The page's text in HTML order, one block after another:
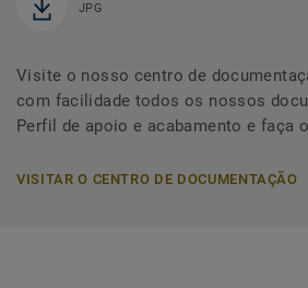
JPG
Visite o nosso centro de
com facilidade todos os nossos
Perfil de apoio e acabamento e faça
VISITAR O CENTRO DE DOCUMENTAÇÃO